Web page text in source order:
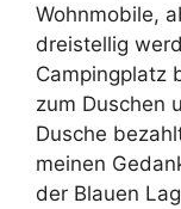
Wohnmobile,
dreistellig
Campingplatz
zum Duschen
Dusche
meinen
der Blauen